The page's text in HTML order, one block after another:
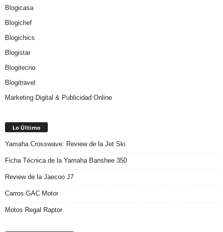
Blogicasa
Blogichef
Blogichics
Blogistar
Blogitecno
Blogitravel
Marketing Digital & Publicidad Online
Lo Último
Yamaha Crosswave: Review de la Jet Ski
Ficha Técnica de la Yamaha Banshee 350
Review de la Jaecoo J7
Carros GAC Motor
Motos Regal Raptor